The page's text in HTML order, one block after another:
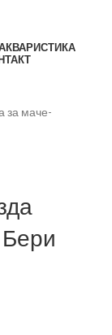
за маче-